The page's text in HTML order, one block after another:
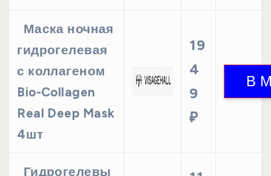
Маска ночная
гидрогелевая
с коллагеном
Bio-Collagen
Real Deep Mask
4шт
19
4
9
₽
Гидрогелевы